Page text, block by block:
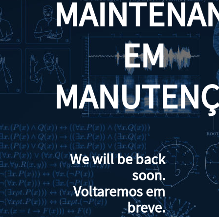
EM
We will be back
soon.
Voltaremos em
breve.